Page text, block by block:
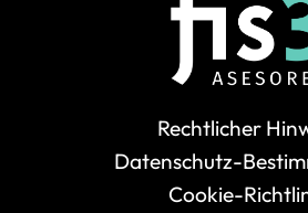
Rechtlicher
Datenschutz-
Cookie-